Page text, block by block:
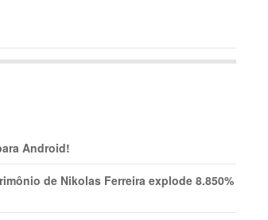
Android!
de Nikolas Ferreira explode 8.850%